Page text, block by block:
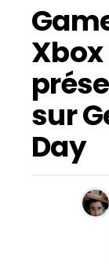
sur
Day